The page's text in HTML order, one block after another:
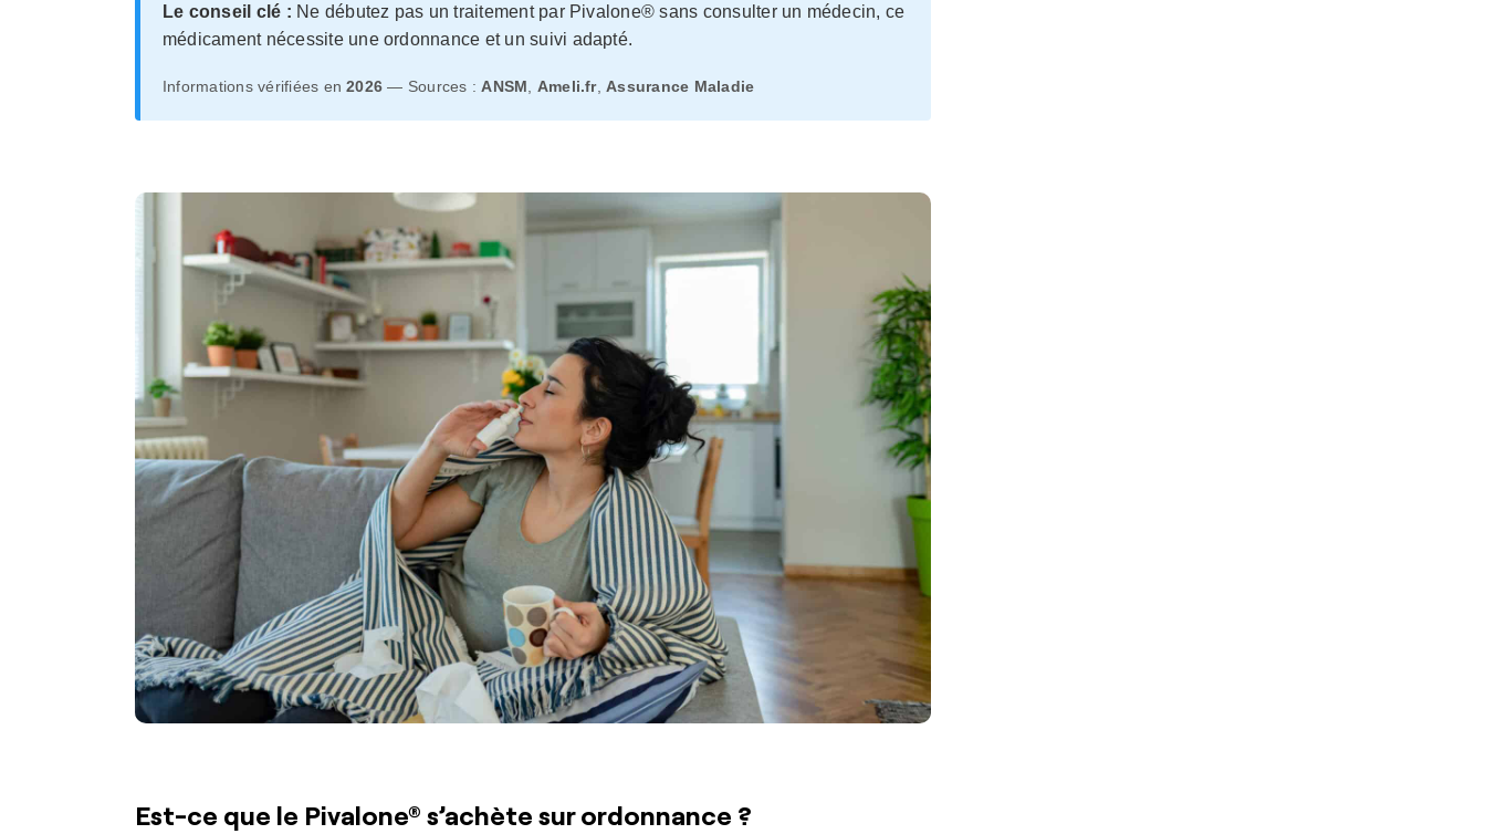
Le conseil clé : Ne débutez pas un traitement par Pivalone® sans consulter un médecin, ce
médicament nécessite une ordonnance et un suivi adapté.
Informations vérifiées en2026 — Sources :ANSM , Ameli.fr,Assurance Maladie
Est-ce que le Pivalone® s’achète sur ordonnance ?